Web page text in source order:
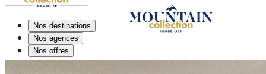
Nos destinations
Nos agences
Nos offres